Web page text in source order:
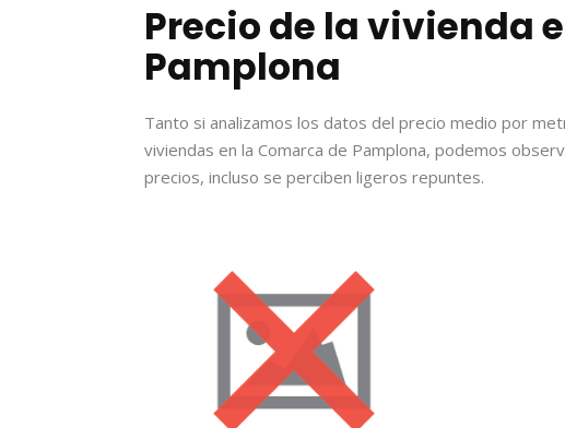
Precio de la vivienda
Pamplona
Tanto si analizamos los datos del precio medio por
viviendas en la Comarca de Pamplona, podemos
precios, incluso se perciben ligeros repuntes.